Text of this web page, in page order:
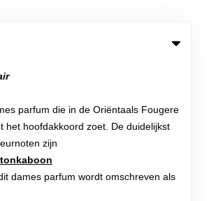
parfum die in de Oriëntaals Fougere
het hoofdakkoord zoet. De duidelijkst
zijn
dames parfum wordt omschreven als